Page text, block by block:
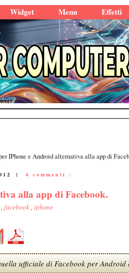
Widget Menu Effetti
IPhone e Android alternativa alla app di
| 6 commenti :
alla app di Facebook.
, facebook, iphone
ufficiale di Facebook per Android